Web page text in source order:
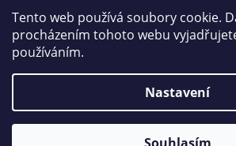
Tento web používá soubory cookie.
procházením tohoto webu
používáním.
Nastavení
3 100 Kč
Vytvořil
Copyright 2026Kabelky od